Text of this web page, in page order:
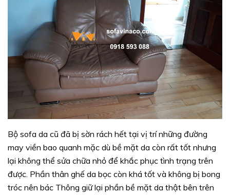
Bộ sofa da cũ đã bị sờn rách hết tại vị trí những đường
may viền bao quanh mặc dù bề mặt da còn rất tốt nhưng
lại không thể sửa chữa nhỏ để khắc phục tình trạng trên
được. Phần thân ghế da bọc còn khá tốt và không bị bong
tróc nên bác Thông giữ lại phần bề mặt da thật bên trên